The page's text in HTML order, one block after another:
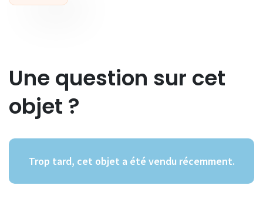
Une question sur cet
objet ?
Trop tard, cet objet a été vendu récemment.